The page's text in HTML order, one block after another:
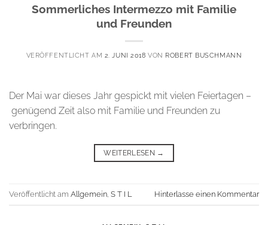
Sommerliches Intermezzo mit Familie
und Freunden
VERÖFFENTLICHT AM 2. JUNI 2018 VON ROBERT BUSCHMANN
Der Mai war dieses Jahr gespickt mit vielen Feiertagen –
genügend Zeit also mit Familie und Freunden zu
verbringen.
WEITERLESEN →
Veröffentlicht am Allgemein S T I L Hinterlasse einen Kommentar